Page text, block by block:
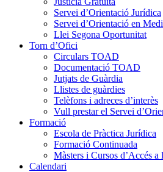
Servei d’Orientació Jurídica
Servei d’Orientació en
Llei Segona Oportunitat
Torn d’Ofici
Circulars TOAD
Documentació TOAD
Jutjats de Guàrdia
Llistes de guàrdies
Telèfons i adreces d’interès
Vull prestar el Servei
Formació
Escola de Pràctica Jurídica
Formació Continuada
Màsters i Cursos d’Accés a
Calendari